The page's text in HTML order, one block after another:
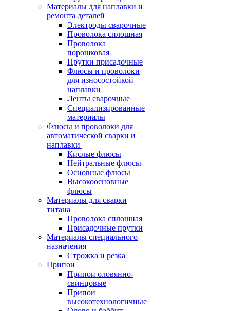
Материалы для наплавки и
ремонта деталей
Электроды сварочные
Проволока сплошная
Проволока
порошковая
Прутки присадочные
Флюсы и проволоки
для износостойкой
наплавки
Ленты сварочные
Специализированные
материалы
Флюсы и проволоки для
автоматической сварки и
наплавки
Кислые флюсы
Нейтральные флюсы
Основные флюсы
Высокоосновные
флюсы
Материалы для сварки
титана
Проволока сплошная
Присадочные прутки
Материалы специального
назначения
Строжка и резка
Припои
Припои оловянно-
свинцовые
Припои
высокотехнологичные